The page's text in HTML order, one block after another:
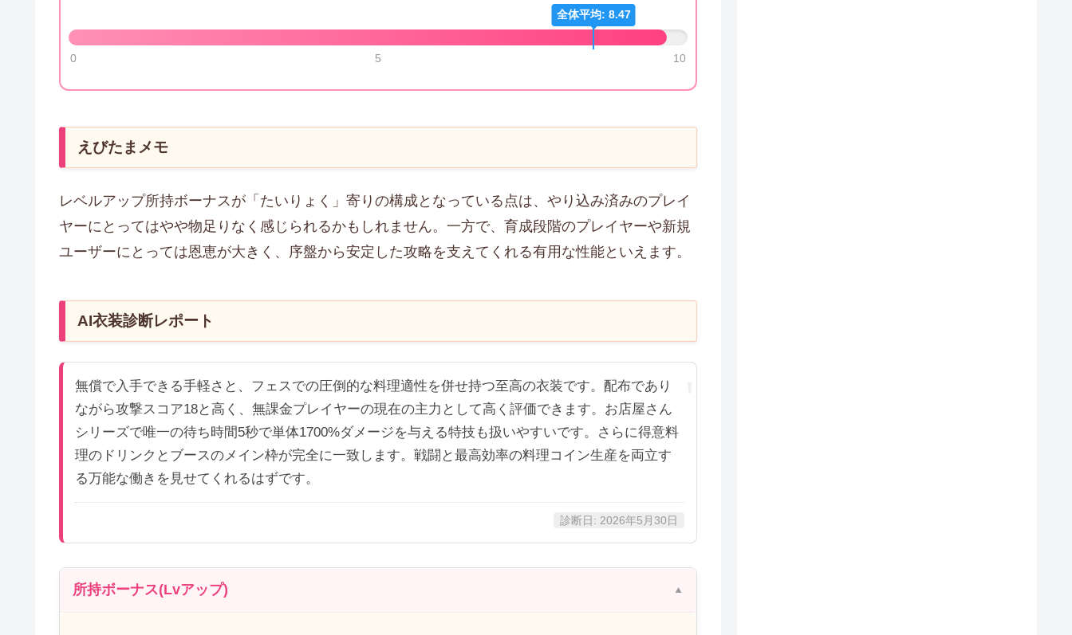
全体平均: 8.47
0 5 10
えびたまメモ
レベルアップ所持ボーナスが「たいりょく」寄りの構成となっている点は、やり込み済みのプレイ
ヤーにとってはやや物足りなく感じられるかもしれません。一方で、育成段階のプレイヤーや新規
ユーザーにとっては恩恵が大きく、序盤から安定した攻略を支えてくれる有用な性能といえます。
AI衣装診断レポート
無償で入手できる手軽さと、フェスでの圧倒的な料理適性を併せ持つ至高の衣装です。配布であり
ながら攻撃スコア18と高く、無課金プレイヤーの現在の主力として高く評価できます。お店屋さん
シリーズで唯一の待ち時間5秒で単体1700%ダメージを与える特技も扱いやすいです。さらに得意料
理のドリンクとブースのメイン枠が完全に一致します。戦闘と最高効率の料理コイン生産を両立す
る万能な働きを見せてくれるはずです。
診断日: 2026年5月30日
所持ボーナス(Lvアップ)